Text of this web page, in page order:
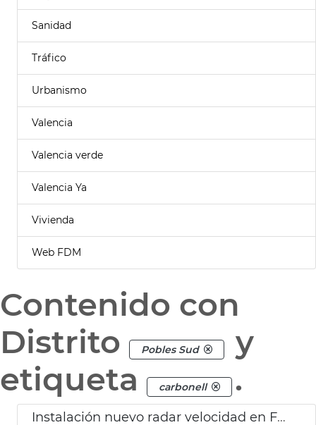
Sanidad
Tráfico
Urbanismo
Valencia
Valencia verde
Valencia Ya
Vivienda
Web FDM
Contenido con
Distrito
Pobles Sud
y
etiqueta
carbonell .
Instalación nuevo radar velocidad en Forn d'Alcedo